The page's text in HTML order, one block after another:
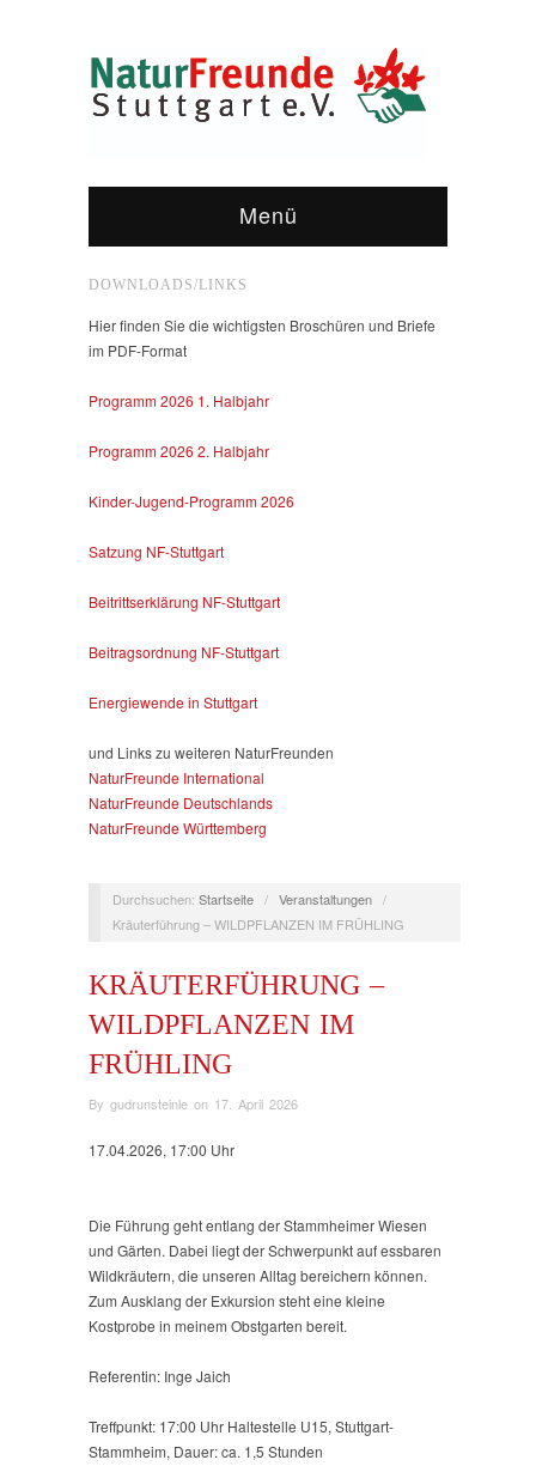
Menü
DOWNLOADS/LINKS
Hier finden Sie die wichtigsten Broschüren und Briefe
im PDF-Format
Programm 2026 1. Halbjahr
Programm 2026 2. Halbjahr
Kinder-Jugend-Programm 2026
Satzung NF-Stuttgart
Beitrittserklärung NF-Stuttgart
Beitragsordnung NF-Stuttgart
Energiewende in Stuttgart
und Links zu weiteren NaturFreunden
NaturFreunde International
NaturFreunde Deutschlands
NaturFreunde Württemberg
Durchsuchen: Startseite / Veranstaltungen /
Kräuterführung – WILDPFLANZEN IM FRÜHLING
KRÄUTERFÜHRUNG –
WILDPFLANZEN IM
FRÜHLING
By gudrunsteinle on 17. April 2026
17.04.2026, 17:00 Uhr
Die Führung geht entlang der Stammheimer Wiesen
und Gärten. Dabei liegt der Schwerpunkt auf essbaren
Wildkräutern, die unseren Alltag bereichern können.
Zum Ausklang der Exkursion steht eine kleine
Kostprobe in meinem Obstgarten bereit.
Referentin: Inge Jaich
Treffpunkt: 17:00 Uhr Haltestelle U15, Stuttgart-
Stammheim, Dauer: ca. 1,5 Stunden